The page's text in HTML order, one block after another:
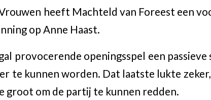
heeft Machteld van Foreest een
op Anne Haast.
provocerende openingsspel een
te kunnen worden. Dat laatste lukte
groot om de partij te kunnen redden.